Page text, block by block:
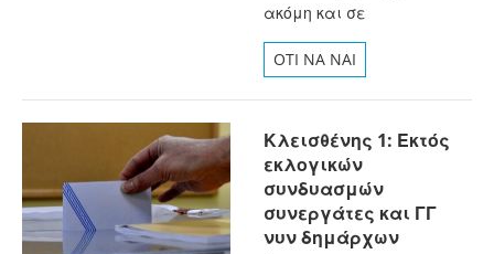
ακόμη και σε
OTI NA NAI
Κλεισθένης 1: Εκτός
εκλογικών
συνδυασμών
συνεργάτες και ΓΓ
νυν δημάρχων